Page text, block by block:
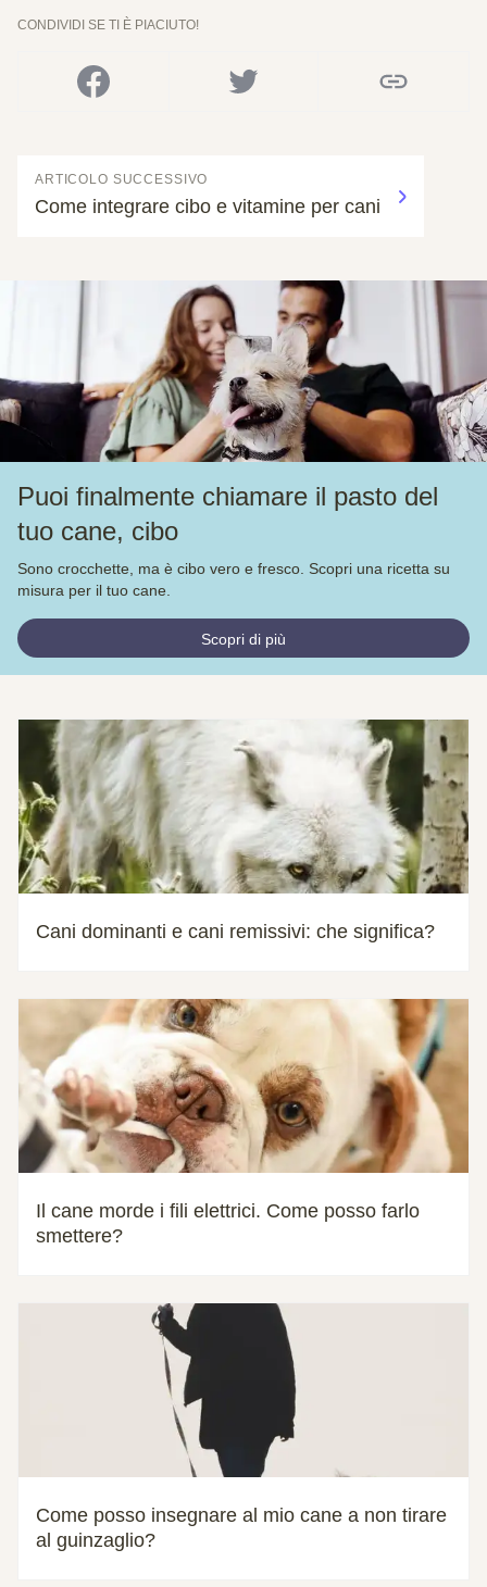
CONDIVIDI SE TI È PIACIUTO!
ARTICOLO SUCCESSIVO
Come integrare cibo e vitamine per cani
Puoi finalmente chiamare il pasto del
tuo cane, cibo
Sono crocchette, ma è cibo vero e fresco. Scopri una ricetta su
misura per il tuo cane.
Scopri di più
Cani dominanti e cani remissivi: che significa?
Il cane morde i fili elettrici. Come posso farlo
smettere?
Come posso insegnare al mio cane a non tirare
al guinzaglio?